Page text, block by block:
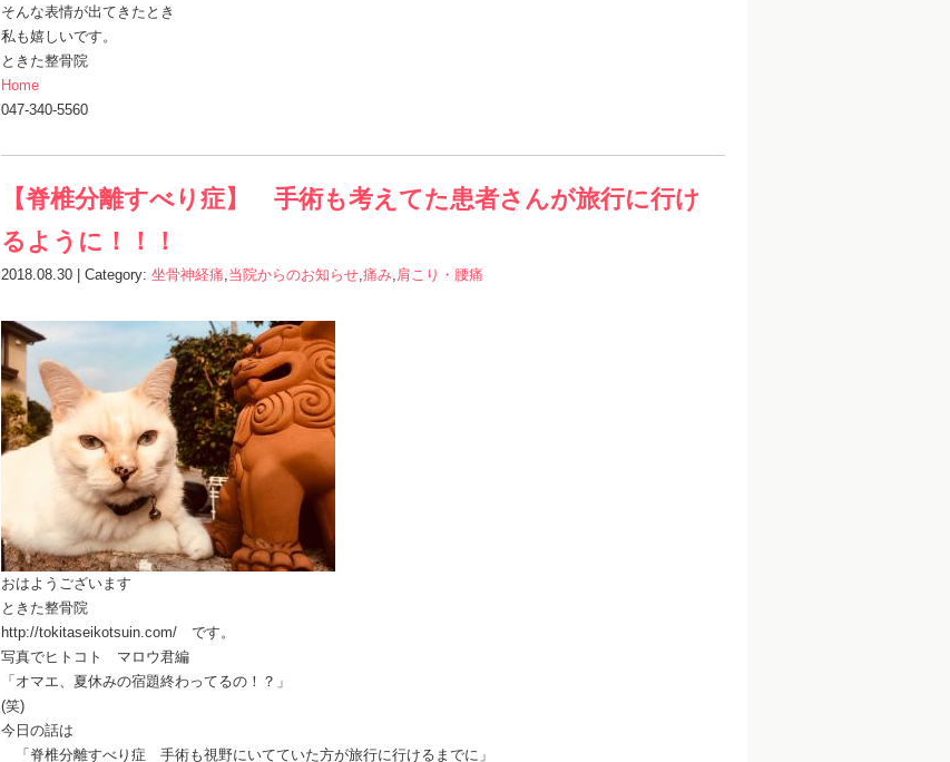
そんな表情が出てきたとき
私も嬉しいです。
ときた整骨院
Home
047-340-5560
【脊椎分離すべり症】 手術も考えてた患者さんが旅行に行け
るように！！！
2018.08.30 | Category: 坐骨神経痛,当院からのお知らせ,痛み,肩こり・腰痛
おはようございます
ときた整骨院
http://tokitaseikotsuin.com/ です。
写真でヒトコト マロウ君編
「オマエ、夏休みの宿題終わってるの！？」
(笑)
今日の話は
「脊椎分離すべり症 手術も視野にいてていた方が旅行に行けるまでに」